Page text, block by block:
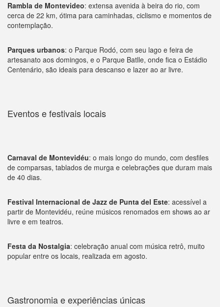
Rambla de Montevideo: extensa avenida à beira do rio, com
cerca de 22 km, ótima para caminhadas, ciclismo e momentos de
contemplação.
Parques urbanos: o Parque Rodó, com seu lago e feira de
artesanato aos domingos, e o Parque Batlle, onde fica o Estádio
Centenário, são ideais para descanso e lazer ao ar livre.
Eventos e festivais locais
Carnaval de Montevidéu: o mais longo do mundo, com desfiles
de comparsas, tablados de murga e celebrações que duram mais
de 40 dias.
Festival Internacional de Jazz de Punta del Este: acessível a
partir de Montevidéu, reúne músicos renomados em shows ao ar
livre e em teatros.
Festa da Nostalgia: celebração anual com música retrô, muito
popular entre os locais, realizada em agosto.
Gastronomia e experiências únicas